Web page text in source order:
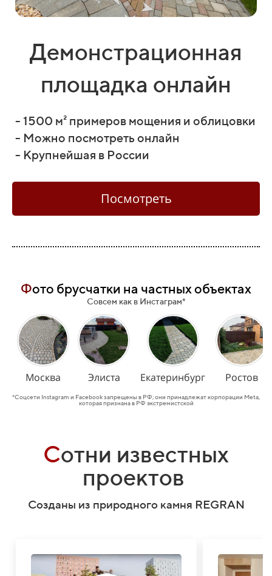
Демонстрационная
площадка онлайн
- 1500 м² примеров мощения и облицовки
- Можно посмотреть онлайн
- Крупнейшая в России
Посмотреть
Фото брусчатки на частных объектах
Совсем как в Инстаграм*
Москва Элиста Екатеринбург Ростов
*Соцсети Instagram и Facebook запрещены в РФ; они принадлежат корпорации Meta,
которая признана в РФ экстремистской
Сотни известных
проектов
Созданы из природного камня REGRAN